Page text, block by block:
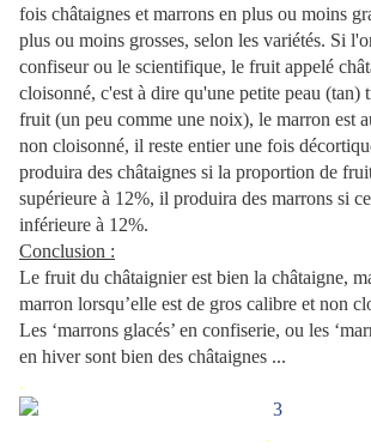
fois châtaignes et marrons en plus ou moins
plus ou moins grosses, selon les variétés. Si
confiseur ou le scientifique, le fruit appelé
cloisonné, c'est à dire qu'une petite peau (tan)
fruit (un peu comme une noix), le marron est
non cloisonné, il reste entier une fois
produira des châtaignes si la proportion de
supérieure à 12%, il produira des marrons si
inférieure à 12%.
Conclusion :
Le fruit du châtaignier est bien la châtaigne,
marron lorsqu’elle est de gros calibre et non
Les ‘marrons glacés’ en confiserie, ou les
en hiver sont bien des châtaignes ...
.
.